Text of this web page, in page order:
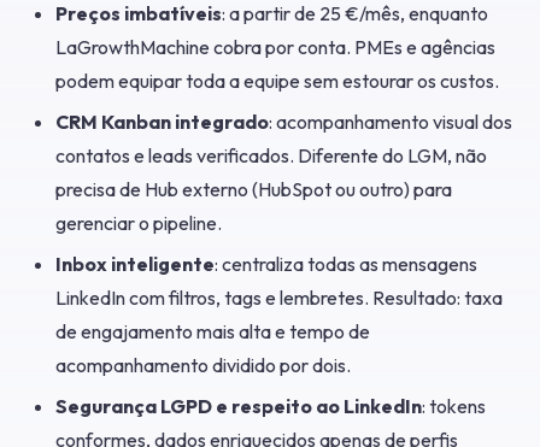
Preços imbatíveis: a partir de 25 €/mês, enquanto
LaGrowthMachine cobra por conta. PMEs e agências
podem equipar toda a equipe sem estourar os custos.
CRM Kanban integrado: acompanhamento visual dos
contatos e leads verificados. Diferente do LGM, não
precisa de Hub externo (HubSpot ou outro) para
gerenciar o pipeline.
Inbox inteligente: centraliza todas as mensagens
LinkedIn com filtros, tags e lembretes. Resultado: taxa
de engajamento mais alta e tempo de
acompanhamento dividido por dois.
Segurança LGPD e respeito ao LinkedIn: tokens
conformes, dados enriquecidos apenas de perfis